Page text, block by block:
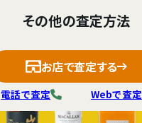
その他の査定方法
お店で査定する
Webで査定
電話で査定